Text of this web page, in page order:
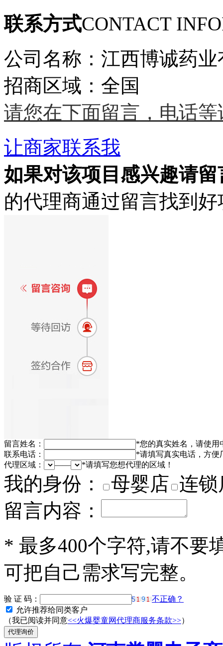
联系方式CONTACT
公司名称：江西博诚药
招商区域：全国
请您在下面留言，电话
让商家联系我
如果对该项目感兴趣请留
的代理商通过留言找到
留言姓名： *您的真实姓名，请使用
联系电话：
*请填写真实电话，方便
代理区域：
—— *请填写您想代理的区域！
我的身份： 母婴店 连锁
留言内容：
* 最多400个字符,请不要
可把自己需求写完整。
验 证 码：
不正确？
允许推荐给同类客户
（我已阅读并同意<<火爆婴童网代理商服务条款>>）